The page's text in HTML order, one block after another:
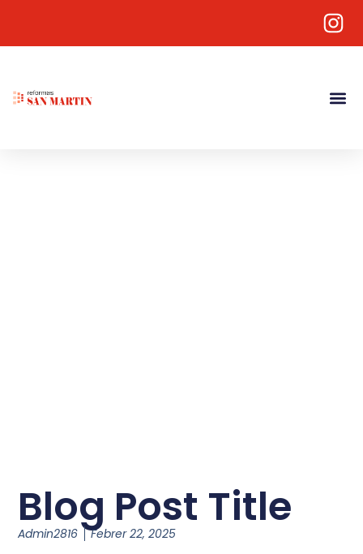
Blog Post Title
Admin2816 Febrer 22, 2025